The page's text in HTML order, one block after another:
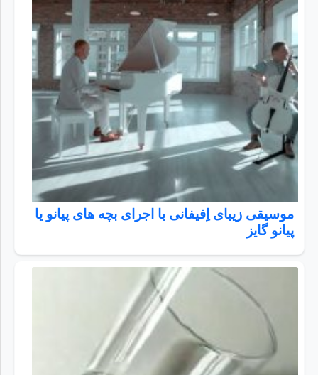
موسیقی زیبای اِفیفانی با اجرای بچه های پیانو یا
پیانو گایز